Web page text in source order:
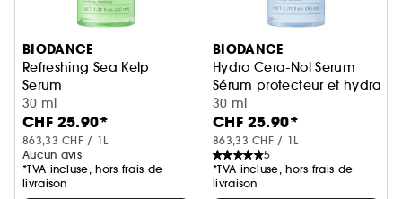
BIODANCE
Refreshing Sea Kelp
Serum
Sérum apaisant et rééquilibrant
30 ml
CHF 25.90*
863,33 CHF / 1L
Aucun avis
*TVA incluse, hors frais de
livraison
BIODANCE
Hydro Cera-Nol Serum
Sérum protecteur et
30 ml
CHF 25.90*
863,33 CHF / 1L
5
*TVA incluse, hors frais de
livraison